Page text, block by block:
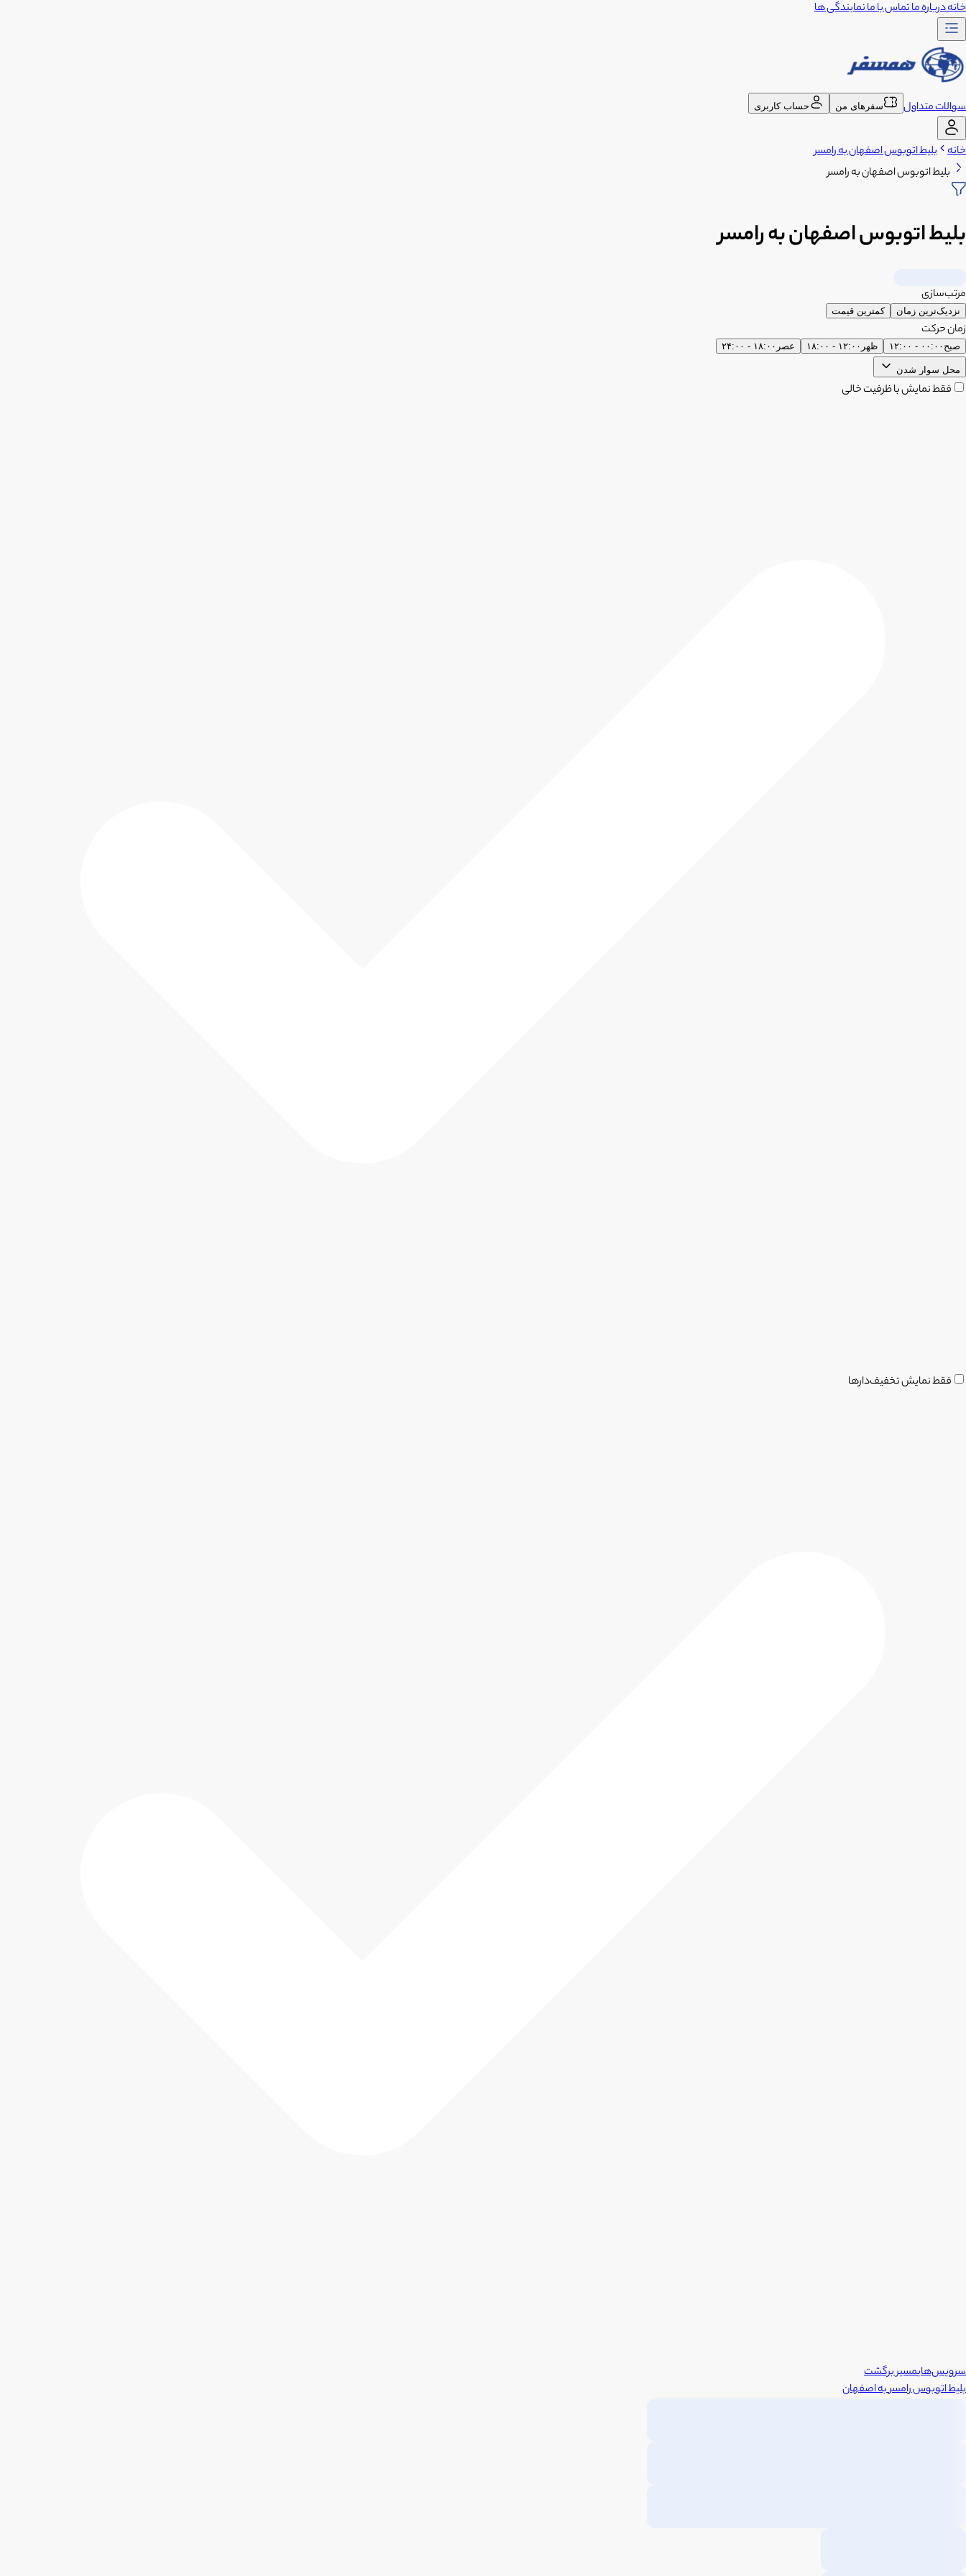
خانهدرباره ماتماس با مانمایندگی ها
سوالات متداول سفرهای من حساب کاربری
خانه بلیط اتوبوس اصفهان به رامسر
بلیط اتوبوس اصفهان به رامسر
بلیط اتوبوس اصفهان به رامسر
مرتب‌سازی
نزدیک‌ترین زمان کمترین قیمت
زمان حرکت
صبح ۰۰:۰۰ - ۱۲:۰۰ ظهر ۱۲:۰۰ - ۱۸:۰۰ عصر ۱۸:۰۰ - ۲۴:۰۰
محل سوار شدن
فقط نمایش با ظرفیت خالی
فقط نمایش تخفیف‌دارها
سرویس‌هایمسیر برگشت
بلیط اتوبوسرامسربهاصفهان